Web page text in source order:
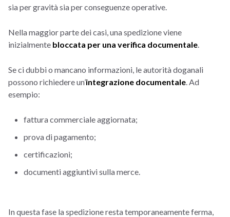
sia per gravità sia per conseguenze operative.
Nella maggior parte dei casi, una spedizione viene
inizialmente bloccata per una verifica documentale.
Se ci dubbi o mancano informazioni, le autorità doganali
possono richiedere un’integrazione documentale. Ad
esempio:
fattura commerciale aggiornata;
prova di pagamento;
certificazioni;
documenti aggiuntivi sulla merce.
In questa fase la spedizione resta temporaneamente ferma,